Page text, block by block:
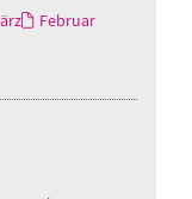
Februar